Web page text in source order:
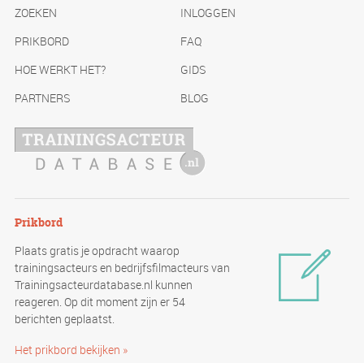
ZOEKEN
INLOGGEN
PRIKBORD
FAQ
HOE WERKT HET?
GIDS
PARTNERS
BLOG
Prikbord
Plaats gratis je opdracht waarop
trainingsacteurs en bedrijfsfilmacteurs van
Trainingsacteurdatabase.nl kunnen
reageren. Op dit moment zijn er 54
berichten geplaatst.
Het prikbord bekijken »